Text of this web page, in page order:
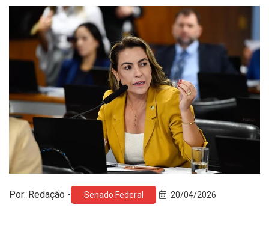
Por: Redação - Senado Federal 20/04/2026